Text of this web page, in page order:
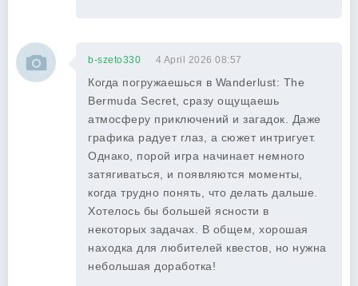
b-szeto330 4 April 2026 08:57
Когда погружаешься в Wanderlust: The
Bermuda Secret, сразу ощущаешь
атмосферу приключений и загадок. Даже
графика радует глаз, а сюжет интригует.
Однако, порой игра начинает немного
затягиваться, и появляются моменты,
когда трудно понять, что делать дальше.
Хотелось бы большей ясности в
некоторых задачах. В общем, хорошая
находка для любителей квестов, но нужна
небольшая доработка!